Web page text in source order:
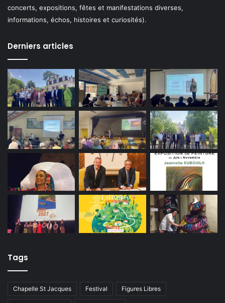
concerts, expositions, fêtes et manifestations diverses,
informations, échos, histoires et curiosités).
Derniers articles
Tags
Chapelle St Jacques Festival Figures Libres